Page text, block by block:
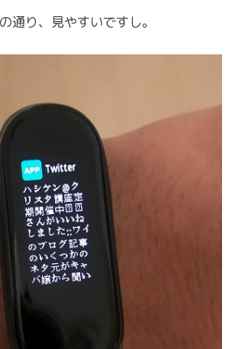
り、見やすいですし。